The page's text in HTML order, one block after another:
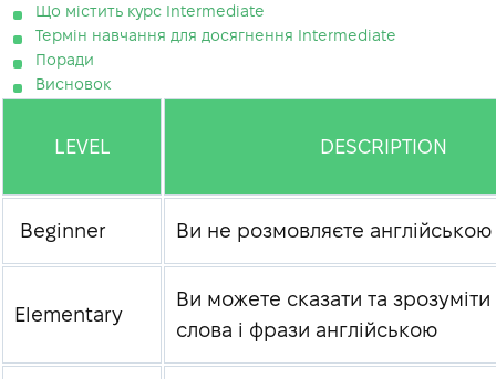
Що містить курс Intermediate
Термін навчання для досягнення Intermediate
Поради
Висновок
LEVEL DESCRIPTION
Beginner Ви не розмовляєте англійською
Elementary
Ви можете сказати та зрозуміти
слова і фрази англійською